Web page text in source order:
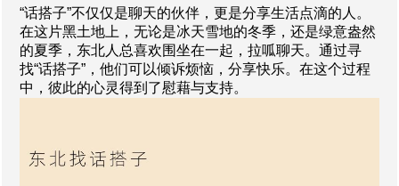
“话搭子”不仅仅是聊天的伙伴，更是分享生活点滴的人。
在这片黑土地上，无论是冰天雪地的冬季，还是绿意盎然
的夏季，东北人总喜欢围坐在一起，拉呱聊天。通过寻
找“话搭子”，他们可以倾诉烦恼，分享快乐。在这个过程
中，彼此的心灵得到了慰藉与支持。